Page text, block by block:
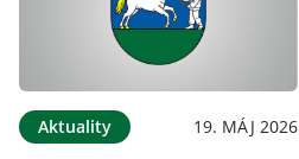
Aktuality 19. MÁJ 2026